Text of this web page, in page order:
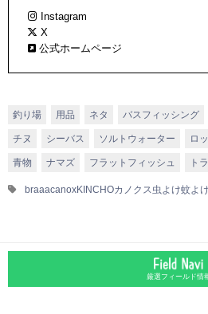
Instagram
X
公式ホームページ
釣り場 用品 ネタ バスフィッシング
チヌ シーバス ソルトウォーター ロ
青物 ナマズ フラットフィッシュ ト
braaacanoxKINCHOカノクス虫よけ蚊よけ
厳選フィールド情